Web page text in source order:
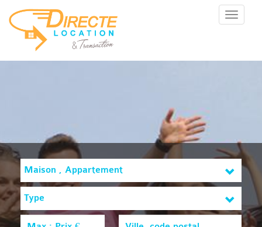
Menu
Maison , Appartement
Type